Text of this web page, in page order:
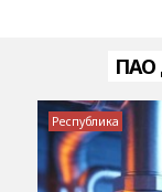
ПАО
Республика